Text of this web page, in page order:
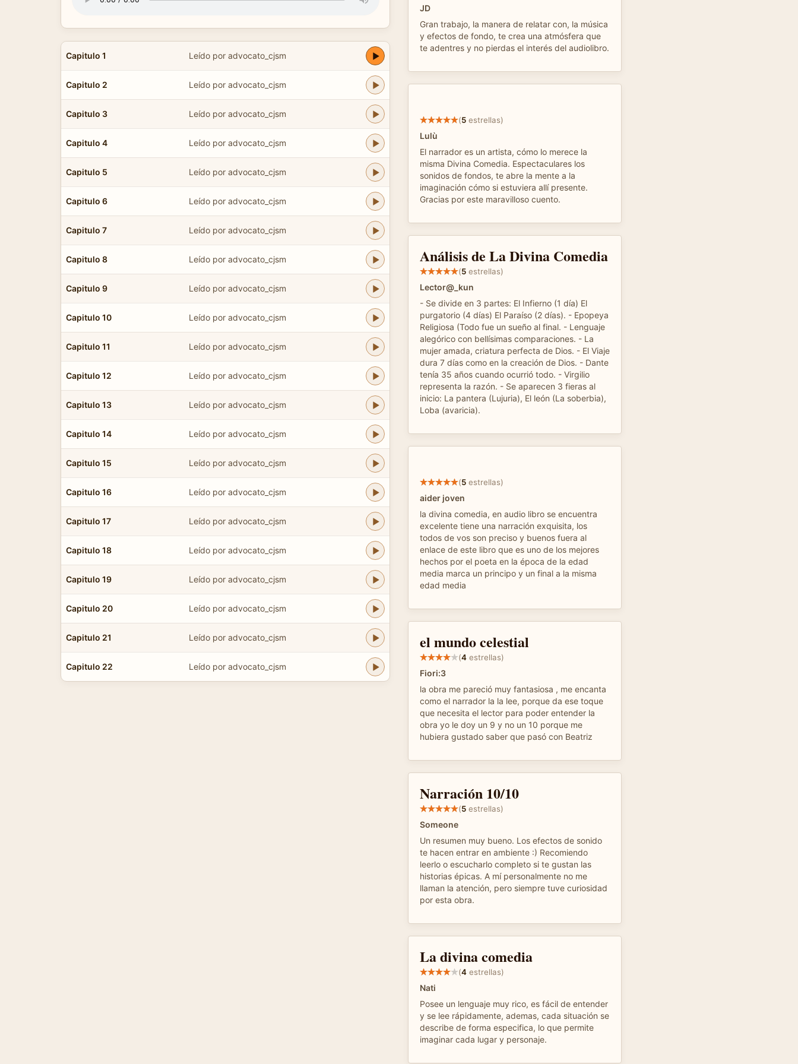
Capitulo 1 Leído por advocato_cjsm
Capitulo 2 Leído por advocato_cjsm
Capitulo 3 Leído por advocato_cjsm
Capitulo 4 Leído por advocato_cjsm
Capitulo 5 Leído por advocato_cjsm
Capitulo 6 Leído por advocato_cjsm
Capitulo 7 Leído por advocato_cjsm
Capitulo 8 Leído por advocato_cjsm
Capitulo 9 Leído por advocato_cjsm
Capitulo 10 Leído por advocato_cjsm
Capitulo 11 Leído por advocato_cjsm
Capitulo 12 Leído por advocato_cjsm
Capitulo 13 Leído por advocato_cjsm
Capitulo 14 Leído por advocato_cjsm
Capitulo 15 Leído por advocato_cjsm
Capitulo 16 Leído por advocato_cjsm
Capitulo 17 Leído por advocato_cjsm
Capitulo 18 Leído por advocato_cjsm
Capitulo 19 Leído por advocato_cjsm
Capitulo 20 Leído por advocato_cjsm
Capitulo 21 Leído por advocato_cjsm
Capitulo 22 Leído por advocato_cjsm
JD
Gran trabajo, la manera de relatar con, la música
y efectos de fondo, te crea una atmósfera que
te adentres y no pierdas el interés del audiolibro.
(5 estrellas)
Lulù
El narrador es un artista, cómo lo merece la
misma Divina Comedia. Espectaculares los
sonidos de fondos, te abre la mente a la
imaginación cómo si estuviera allí presente.
Gracias por este maravilloso cuento.
Análisis de La Divina Comedia
(5 estrellas)
Lector@_kun
- Se divide en 3 partes: El Infierno (1 día) El
purgatorio (4 días) El Paraíso (2 días). - Epopeya
Religiosa (Todo fue un sueño al final. - Lenguaje
alegórico con bellísimas comparaciones. - La
mujer amada, criatura perfecta de Dios. - El Viaje
dura 7 días como en la creación de Dios. - Dante
tenía 35 años cuando ocurrió todo. - Virgilio
representa la razón. - Se aparecen 3 fieras al
inicio: La pantera (Lujuria), El león (La soberbia),
Loba (avaricia).
(5 estrellas)
aider joven
la divina comedia, en audio libro se encuentra
excelente tiene una narración exquisita, los
todos de vos son preciso y buenos fuera al
enlace de este libro que es uno de los mejores
hechos por el poeta en la época de la edad
media marca un principo y un final a la misma
edad media
el mundo celestial
(4 estrellas)
Fiori:3
la obra me pareció muy fantasiosa , me encanta
como el narrador la la lee, porque da ese toque
que necesita el lector para poder entender la
obra yo le doy un 9 y no un 10 porque me
hubiera gustado saber que pasó con Beatriz
Narración 10/10
(5 estrellas)
Someone
Un resumen muy bueno. Los efectos de sonido
te hacen entrar en ambiente :) Recomiendo
leerlo o escucharlo completo si te gustan las
historias épicas. A mí personalmente no me
llaman la atención, pero siempre tuve curiosidad
por esta obra.
La divina comedia
(4 estrellas)
Nati
Posee un lenguaje muy rico, es fácil de entender
y se lee rápidamente, ademas, cada situación se
describe de forma especifica, lo que permite
imaginar cada lugar y personaje.